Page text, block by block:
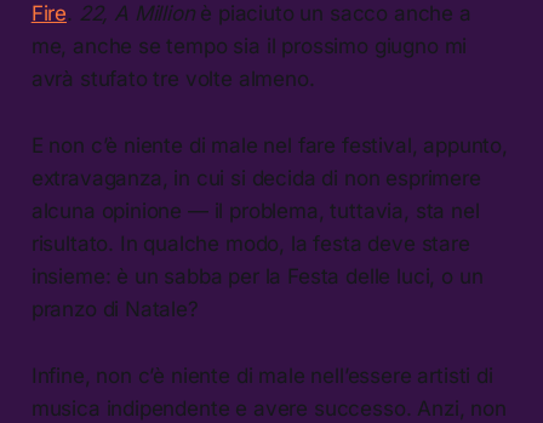
Fire. 22, A Millionè piaciuto un sacco anche a
me, anche se tempo sia il prossimo giugno mi
avrà stufato tre volte almeno.
E non c’è niente di male nel fare festival, appunto,
extravaganza, in cui si decida di non esprimere
alcuna opinione — il problema, tuttavia, sta nel
risultato. In qualche modo, la festa deve stare
insieme: è un sabba per la Festa delle luci, o un
pranzo di Natale?
Infine, non c’è niente di male nell’essere artisti di
musica indipendente e avere successo. Anzi, non